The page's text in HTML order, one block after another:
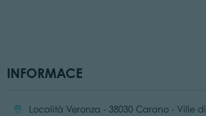
INFORMACE
Location:Località Veronza - 38030 Carano - Ville